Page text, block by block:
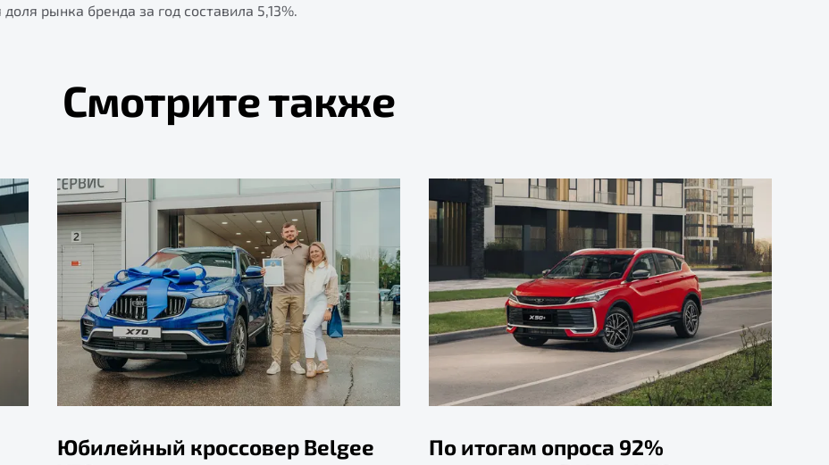
рынка бренда за год составила 5,13%.
Смотрите также
Юбилейный кроссовер Belgee
По итогам опроса 92%